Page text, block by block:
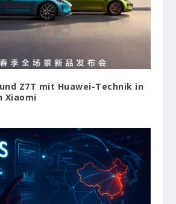
Z7T mit Huawei-Technik in
Xiaomi